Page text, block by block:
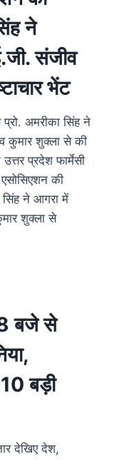
ने
संजीव
भेंट
प्रो. अमरीका सिंह ने
कुमार शुक्ला से की
प्रदेश फार्मेसी
की
सिंह ने आगरा में
शुक्ला से
बजे से
बड़ी
देखिए देश,